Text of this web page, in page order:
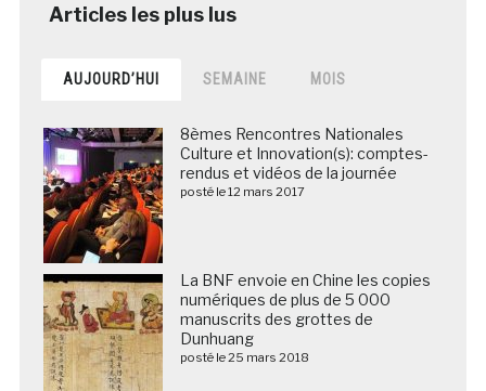
AUJOURD’HUI SEMAINE MOIS
8èmes Rencontres Nationales
Culture et Innovation(s): comptes-
rendus et vidéos de la journée
posté le 12 mars 2017
La BNF envoie en Chine les copies
numériques de plus de 5 000
manuscrits des grottes de
Dunhuang
posté le 25 mars 2018